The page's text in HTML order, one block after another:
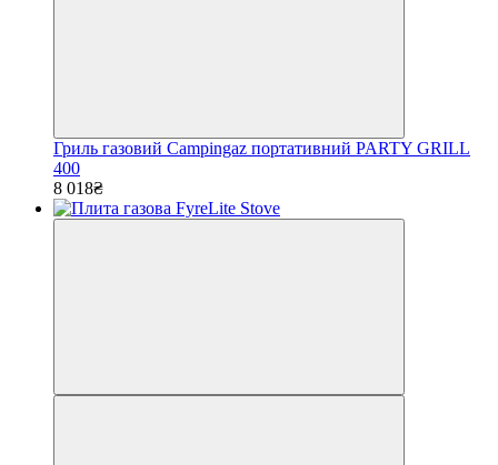
Гриль газовий Campingaz портативний PARTY GRILL
400
8 018₴